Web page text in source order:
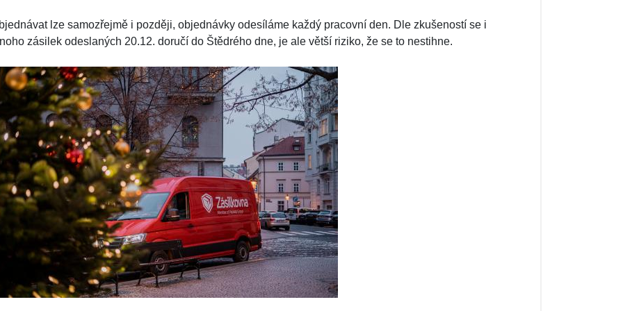
lze samozřejmě i později, objednávky odesíláme každý pracovní den. Dle zkušeností se i
zásilek odeslaných 20.12. doručí do Štědrého dne, je ale větší riziko, že se to nestihne.